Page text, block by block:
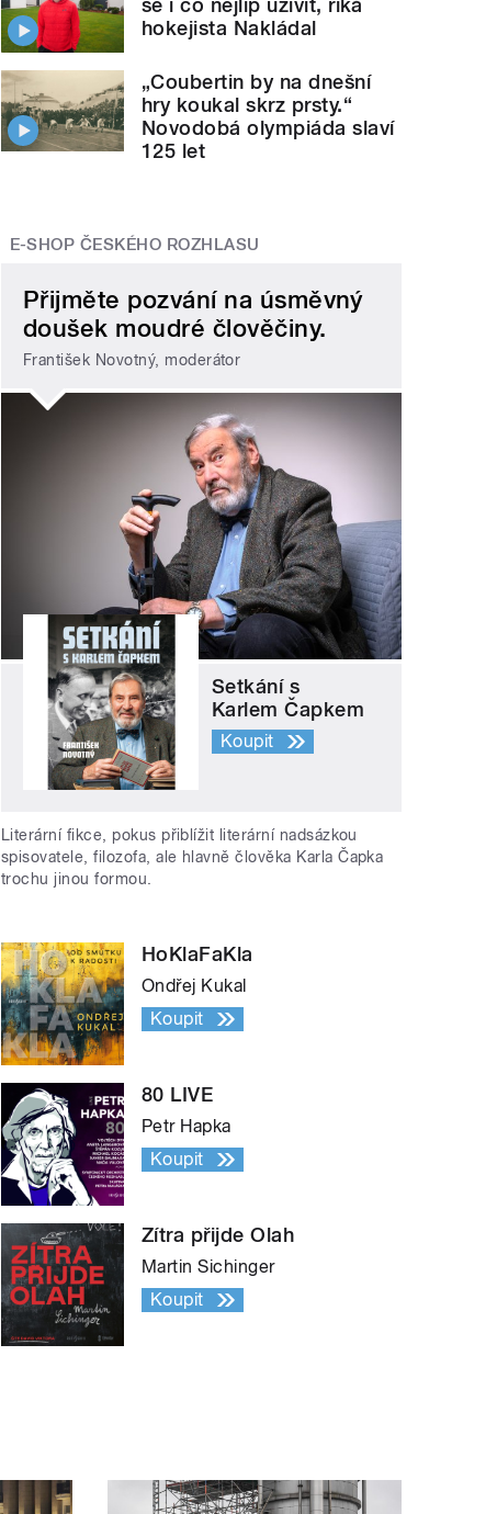
se i co nejlíp uživit, říká
hokejista Nakládal
„Coubertin by na dnešní
hry koukal skrz prsty.“
Novodobá olympiáda slaví
125 let
E-SHOP ČESKÉHO ROZHLASU
Přijměte pozvání na úsměvný
doušek moudré člověčiny.
František Novotný, moderátor
Setkání s
Karlem Čapkem
Koupit
Literární fikce, pokus přiblížit literární nadsázkou
spisovatele, filozofa, ale hlavně člověka Karla Čapka
trochu jinou formou.
HoKlaFaKla
Ondřej Kukal
Koupit
80 LIVE
Petr Hapka
Koupit
Zítra přijde Olah
Martin Sichinger
Koupit